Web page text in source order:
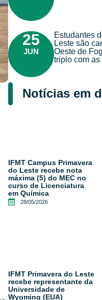
25
JUN
Estudantes
Leste são
Oeste de
triplo com
Notícias em
IFMT Campus Primavera
do Leste recebe nota
máxima (5) do MEC no
curso de Licenciatura
em Química
28/05/2026
IFMT Primavera do Leste
recebe representante da
Universidade de
Wyoming (EUA)